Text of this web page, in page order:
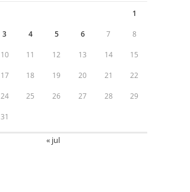
1
3 4 5 6 7 8
10 11 12 13 14 15
17 18 19 20 21 22
24 25 26 27 28 29
31
« jul